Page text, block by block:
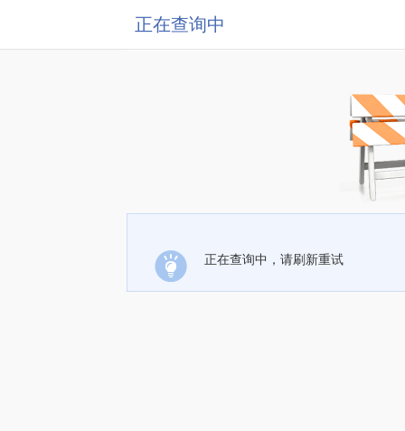
正在查询中
正在查询中，请刷新重试